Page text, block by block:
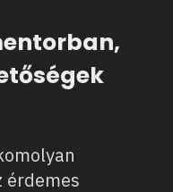
érdemes